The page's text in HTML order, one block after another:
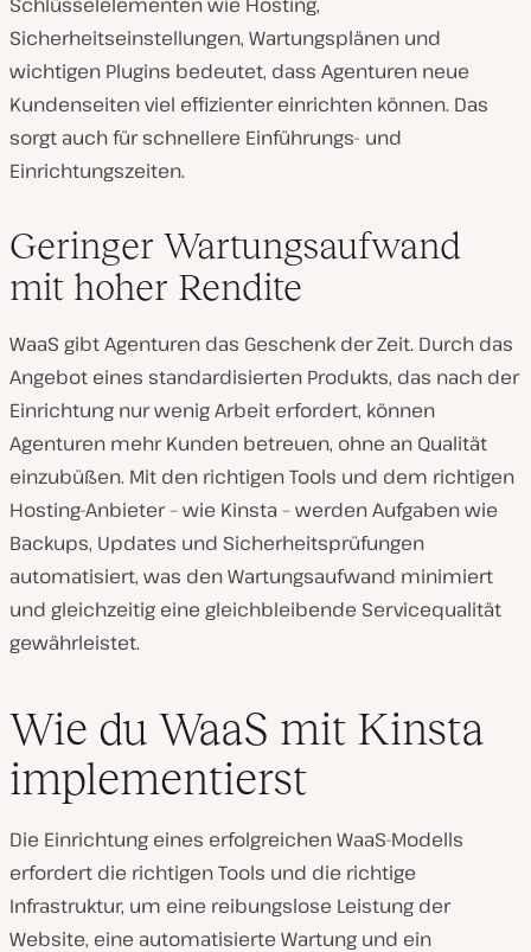
Sicherheitseinstellungen, Wartungsplänen und
wichtigen Plugins bedeutet, dass Agenturen neue
Kundenseiten viel effizienter einrichten können. Das
sorgt auch für schnellere Einführungs- und
Einrichtungszeiten.
Geringer Wartungsaufwand
mit hoher Rendite
WaaS gibt Agenturen das Geschenk der Zeit. Durch das
Angebot eines standardisierten Produkts, das nach der
Einrichtung nur wenig Arbeit erfordert, können
Agenturen mehr Kunden betreuen, ohne an Qualität
einzubüßen. Mit den richtigen Tools und dem richtigen
Hosting-Anbieter – wie Kinsta – werden Aufgaben wie
Backups, Updates und Sicherheitsprüfungen
automatisiert, was den Wartungsaufwand minimiert
und gleichzeitig eine gleichbleibende Servicequalität
gewährleistet.
Wie du WaaS mit Kinsta
implementierst
Die Einrichtung eines erfolgreichen WaaS-Modells
erfordert die richtigen Tools und die richtige
Infrastruktur, um eine reibungslose Leistung der
Website, eine automatisierte Wartung und ein